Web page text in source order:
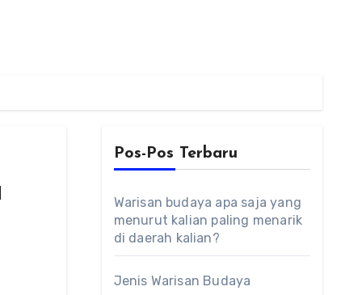
Pos-Pos Terbaru
Warisan budaya apa saja yang
menurut kalian paling menarik
di daerah kalian?
Jenis Warisan Budaya